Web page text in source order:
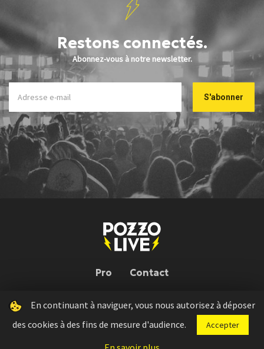
Restons connectés.
Abonnez-vous à notre newsletter.
Pro Contact
Pozzo Live © 2026 | Conception : Pozzo Team, avec l'aide deBloop
Press kit Règlement concours Mentions légales
En continuant à naviguer, vous nous autorisez à déposer
des cookies à des fins de mesure d'audience.
Accepter